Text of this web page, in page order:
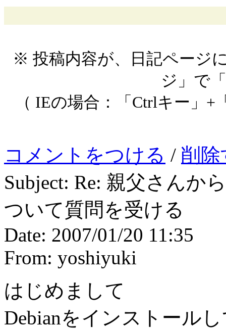
※ 投稿内容が、日記ページ
ジ」で
（ IEの場合：「Ctrlキー」
コメントをつける / 削
Subject: Re: 親父さんか
ついて質問を受ける
Date: 2007/01/20 11:35
From: yoshiyuki
はじめまして
Debianをインストール